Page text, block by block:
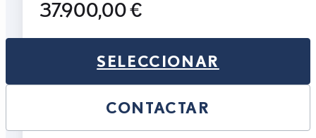
37.900,00 €
SELECCIONAR
CONTACTAR